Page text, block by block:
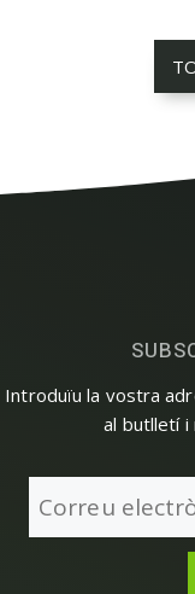
Introduïu la vostra
al butlletí i